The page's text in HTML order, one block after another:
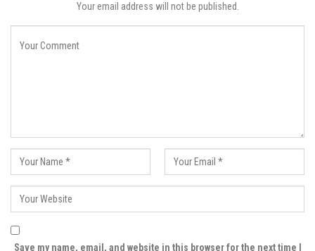
Your email address will not be published.
Save my name, email, and website in this browser for the next time I